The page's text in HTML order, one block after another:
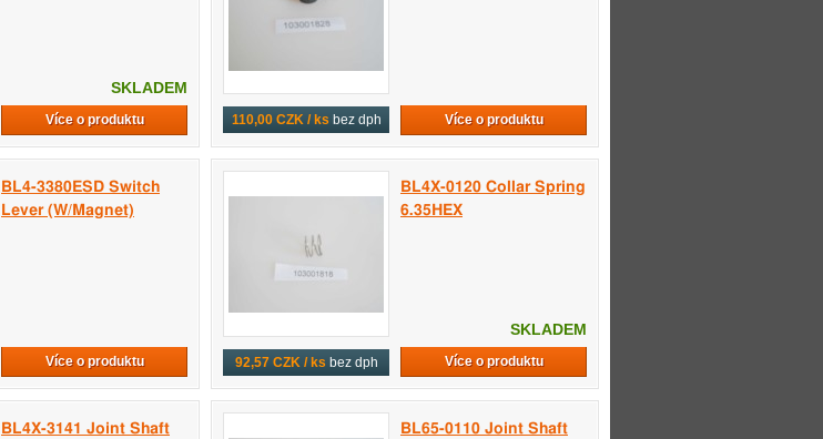
SKLADEM
Více o produktu 110,00 CZK / ks bez dph Více o produktu
BL4-3380ESD Switch
Lever (W/Magnet)
Více o produktu 92,57 CZK / ks bez dph
BL4X-0120 Collar Spring
6.35HEX
SKLADEM
Více o produktu
BL4X-3141 Joint Shaft
BL65-0110 Joint Shaft